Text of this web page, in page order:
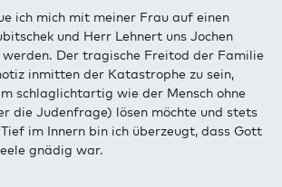
ich mich mit meiner Frau auf einen
und Herr Lehnert uns Jochen
Der tragische Freitod der Familie
inmitten der Katastrophe zu sein,
schlaglichtartig wie der Mensch ohne
die Judenfrage) lösen möchte und stets
im Innern bin ich überzeugt, dass Gott
gnädig war.